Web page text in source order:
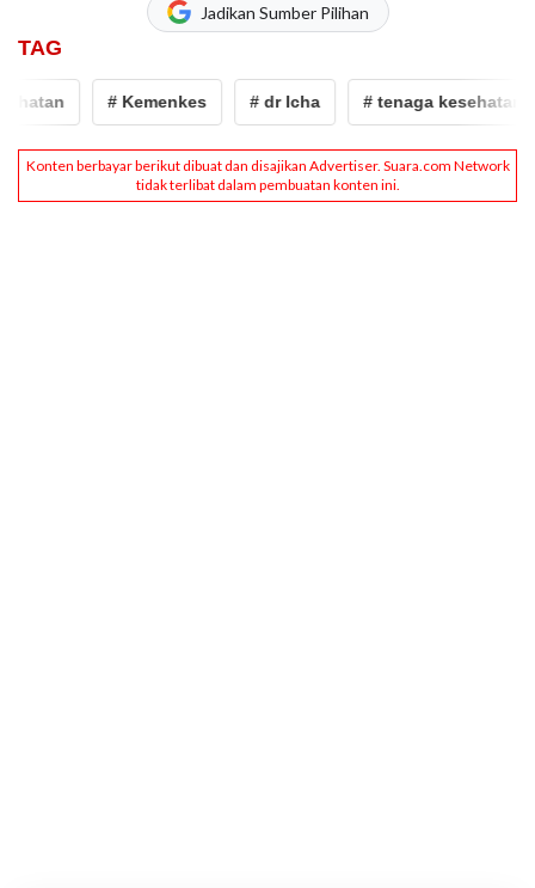
Jadikan Sumber Pilihan
TAG
# Kemenkes # dr Icha # tenaga kesehatan